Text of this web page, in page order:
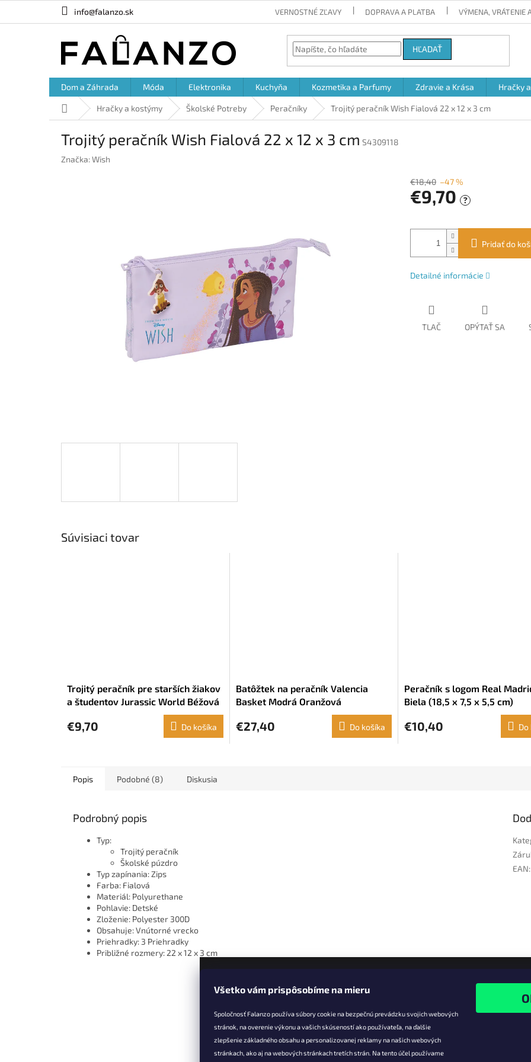
Všetko vám prispôsobíme na mieru
Spoločnosť Falanzo používa súbory cookie na bezpečnú prevádzku svojich webových
stránok, na overenie výkonu a vašich skúseností ako používateľa, na ďalšie
zlepšenie základného obsahu a personalizovanej reklamy na našich webových
stránkach, ako aj na webových stránkach tretích strán. Na tento účel používame
info@falanzo.sk VERNOSTNÉ ZĽAVY DOPRAVA A PLATBA VÝMENA, VRÁTENIE
HĽADAŤ
Dom a Záhrada Móda Elektronika Kuchyňa Kozmetika a Parfumy Zdravie a Krása Hračky
DomovHračky a kostýmy Školské Potreby Peračníky Trojitý peračník Wish Fialová 22 x 12 x 3 cm
Trojitý peračník Wish Fialová 22 x 12 x 3 cm S4309118
Značka:Wish
€18,40 –47 %
€9,70 ?
cena:
Pridať do
Detailné informácie
TLAČ OPÝTAŤ SA
Súvisiaci tovar
Trojitý peračník pre starších žiakov
a študentov Jurassic World Béžová
€9,70 Do košíka
Batôžtek na peračník Valencia
Basket Modrá Oranžová
€27,40 Do košíka
Peračník s logom Real
Biela (18,5 x 7,5 x 5,5 cm)
€10,40 Do
Popis Podobné (8) Diskusia
Podrobný popis
Typ:
Trojitý peračník
Školské púzdro
Typ zapínania: Zips
Farba: Fialová
Materiál: Polyurethane
Pohlavie: Detské
Zloženie: Polyester 300D
Obsahuje: Vnútorné vrecko
Priehradky: 3 Priehradky
Približné rozmery: 22 x 12 x 3 cm
EAN:
Informácie pre vás Facebook